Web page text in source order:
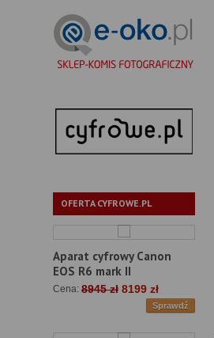
OFERTA CYFROWE.PL
Aparat cyfrowy Canon
EOS R6 mark II
Cena: 8945 zł 8199 zł
Sprawdź